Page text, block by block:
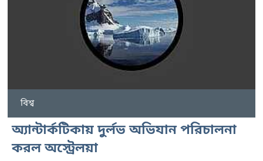
বিশ্ব
অ্যান্টার্কটিকায় দুর্লভ অভিযান পরিচালনা
করল অস্ট্রেলয়া